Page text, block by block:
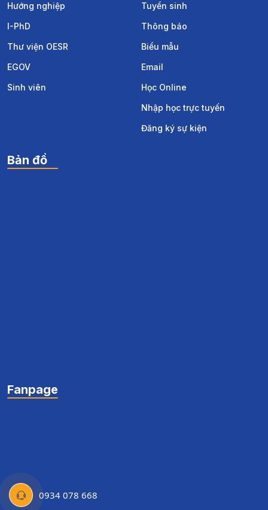
Hướng nghiệp
I-PhD
Thư viện OESR
EGOV
Sinh viên
Tuyển sinh
Thông báo
Biểu mẫu
Email
Học Online
Nhập học trực tuyến
Đăng ký sự kiện
Bản đồ
Fanpage
0934 078 668